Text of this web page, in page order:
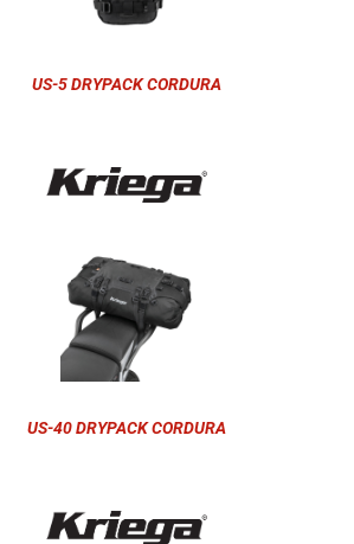
US-5 DRYPACK CORDURA
US-40 DRYPACK CORDURA